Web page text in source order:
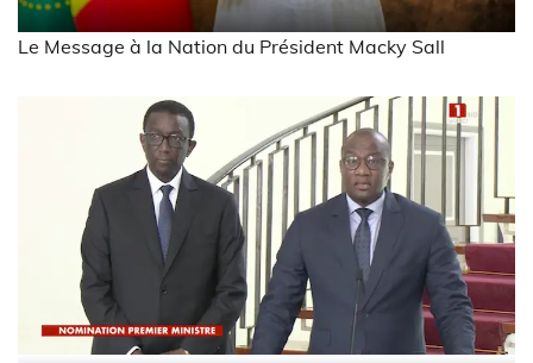
Le Message à la Nation du Président Macky Sall